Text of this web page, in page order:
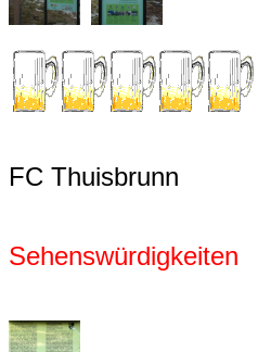
FC Thuisbrunn
Sehenswürdigkeiten